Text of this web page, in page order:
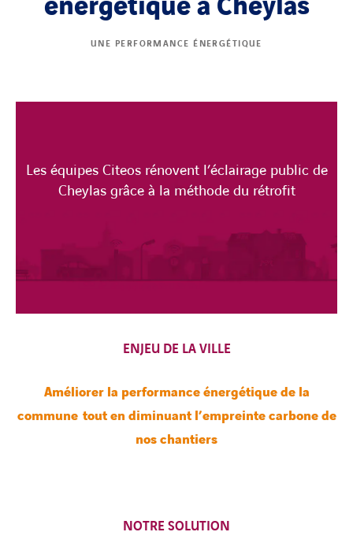
UNE PERFORMANCE ÉNERGÉTIQUE
Les équipes Citeos rénovent l’éclairage public de
Cheylas grâce à la méthode du rétrofit
ENJEU DE LA VILLE
Améliorer la performance énergétique de la
commune tout en diminuant l’empreinte carbone de
nos chantiers
NOTRE SOLUTION